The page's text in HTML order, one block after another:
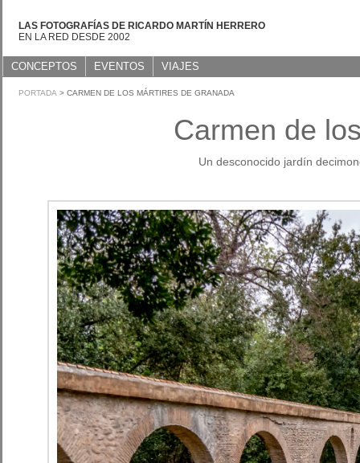
LAS FOTOGRAFÍAS DE RICARDO MARTÍN HERRERO
EN LA RED DESDE 2002
CONCEPTOS EVENTOS VIAJES
PORTADA > CARMEN DE LOS MÁRTIRES DE GRANADA
Carmen de
Un desconocido jardín